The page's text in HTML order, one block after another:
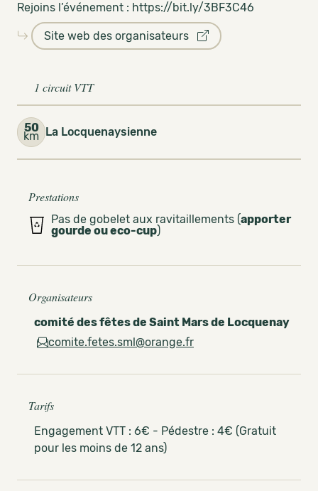
Rejoins l’événement : https://bit.ly/3BF3C46
Site web des organisateurs
1 circuit VTT
50
km La Locquenaysienne
Prestations
Pas de gobelet aux ravitaillements (apporter
gourde ou eco-cup)
Organisateurs
comité des fêtes de Saint Mars de Locquenay
comite.fetes.sml@orange.fr
Tarifs
Engagement VTT : 6€ - Pédestre : 4€ (Gratuit
pour les moins de 12 ans)